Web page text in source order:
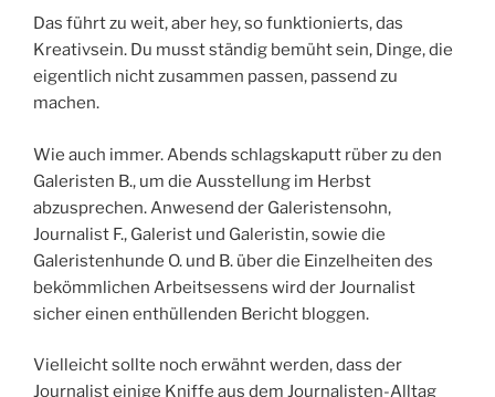
Das führt zu weit, aber hey, so funktionierts, das
Kreativsein. Du musst ständig bemüht sein, Dinge, die
eigentlich nicht zusammen passen, passend zu
machen.
Wie auch immer. Abends schlagskaputt rüber zu den
Galeristen B., um die Ausstellung im Herbst
abzusprechen. Anwesend der Galeristensohn,
Journalist F., Galerist und Galeristin, sowie die
Galeristenhunde O. und B. über die Einzelheiten des
bekömmlichen Arbeitsessens wird der Journalist
sicher einen enthüllenden Bericht bloggen.
Vielleicht sollte noch erwähnt werden, dass der
Journalist einige Kniffe aus dem Journalisten-Alltag